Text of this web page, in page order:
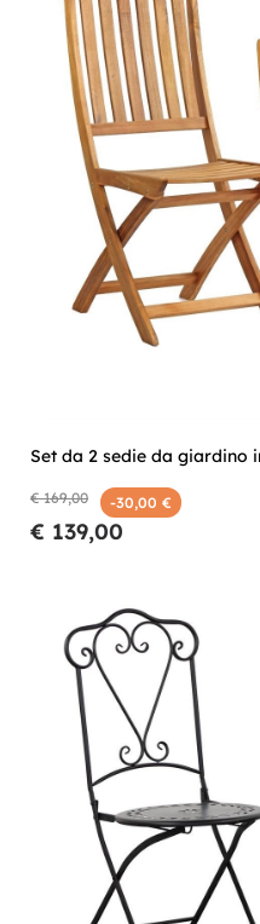
Set da 2 sedie da giardino
€ 169,00 -30,00 €
€ 139,00